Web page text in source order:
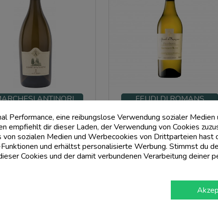
ANTINORI
Bianco Igt Conte Della Vipera
2022 - Antinori
Preis
35,00 €
FEUDI DI ROMANS
Friuli Isonzo Sauvignon Blanc Doc
Feudi Di Romans
Preis
15,01 €
Es werden $ d - $ d von $ d
Performance, eine reibungslose Verwendung sozialer Medien
empfiehlt dir dieser Laden, der Verwendung von Cookies
von sozialen Medien und Werbecookies von Drittparteien hast
und erhältst personalisierte Werbung. Stimmst du
Cookies und der damit verbundenen Verarbeitung deiner